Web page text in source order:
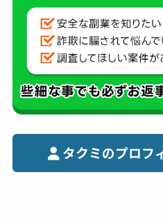
タクミのプロフ